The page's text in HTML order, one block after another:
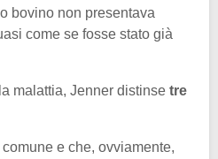
bovino non presentava
come se fosse stato già
malattia, Jenner distinse tre
e che, ovviamente,